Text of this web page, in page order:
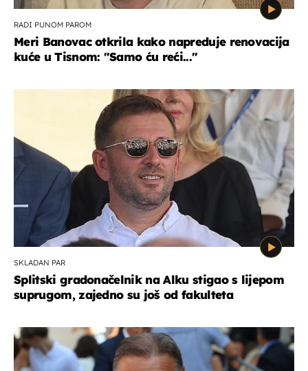
RADI PUNOM PAROM
Meri Banovac otkrila kako napreduje renovacija
kuće u Tisnom: "Samo ću reći..."
SKLADAN PAR
Splitski gradonačelnik na Alku stigao s lijepom
suprugom, zajedno su još od fakulteta